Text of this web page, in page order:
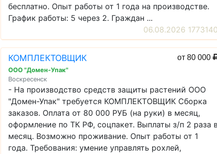
бесплатно. Опыт работы от 1 года на производстве.
График работы: 5 через 2. Граждан ...
06.08.2026
КОМПЛЕКТОВЩИК от 80 000
ООО "Домен-Упак"
Воскресенск
- На производство средств защиты растений ООО
"Домен-Упак" требуется КОМПЛЕКТОВЩИК Сборка
заказов. Оплата от 80 000 РУБ (на руки) в месяц,
оформление по ТК РФ, соцпакет. Выплаты з/п 2 раза
месяц. Возможно проживание. Опыт работы от 1
года. Требования: умение управлять рохлей,